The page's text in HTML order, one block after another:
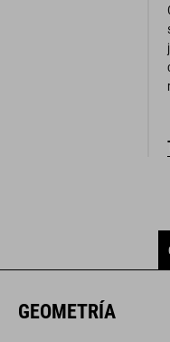
GEOMETRÍA